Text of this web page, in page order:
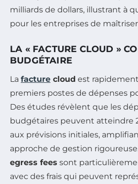
milliards de dollars, illustrant à
pour les entreprises de
LA « FACTURE CLOUD »
BUDGÉTAIRE
La facture cloud est
premiers postes de dépenses
Des études révèlent que les
budgétaires peuvent atteindre
aux prévisions initiales,
approche de gestion
egress fees sont
avec des frais qui peuvent